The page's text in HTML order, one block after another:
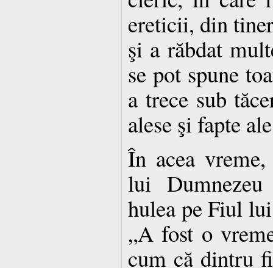
ereticii, din
şi a răbdat
se pot spune
a trece sub
alese şi fapte
În acea
lui
hulea pe Fiul
„A fost o
cum că dintru